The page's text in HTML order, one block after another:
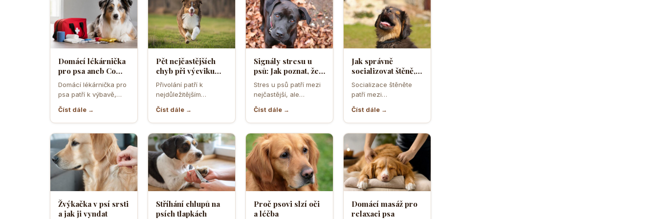
Domácí lékárnička
pro psa aneb Co
musíte mít po ruce
pro případ nouze
Domácí lékárnička pro
psa patří k výbavě,
rozhodující chvíli
ušetřit čas,…
Číst dále →
Pět nejčastějších
chyb při výcviku
přivolání které dělá
většina pejskařů
Přivolání patří k
nejdůležitějším
protože rozhoduje o
bezpečí, pohodě i o
tom,…
Číst dále →
Signály stresu u
psů: Jak poznat, že
se váš čtyřnohý
přítel necítí
komfortně
Stres u psů patří mezi
nejčastější, ale
nejpodceňovanější
problémy každodenní
péče. Může se…
Číst dále →
Jak správně
socializovat štěně,
aby z něj vyrostl
sebevědomý a
klidný pes
Socializace štěněte
patří mezi
prvních měsíců života.
Právě v tomto období
se…
Číst dále →
Žvýkačka v psí srsti
a jak ji vyndat
Stříhání chlupů na
psích tlapkách
Proč psovi slzí oči
a léčba
Domácí masáž pro
relaxaci psa